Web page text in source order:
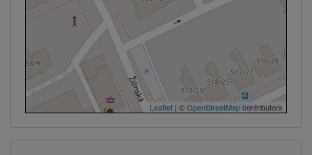
Leaflet | ©OpenStreetMapcontributors